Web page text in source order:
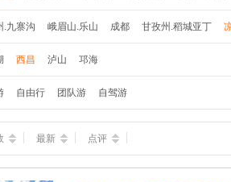
.九寨沟 峨眉山.乐山 成都 甘孜州.稻城亚丁
西昌 泸山 邛海
自由行 团队游 自驾游
最新 点评